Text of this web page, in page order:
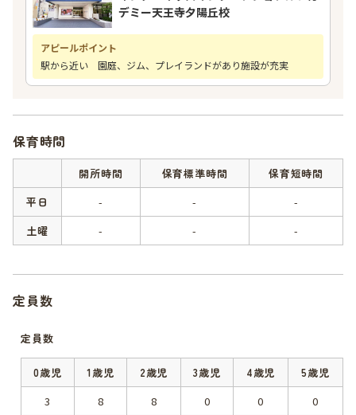
デミー天王寺夕陽丘校
アピールポイント
駅から近い 園庭、ジム、プレイランドがあり施設が充実
保育時間
開所時間 保育標準時間
保育短時間
平日
- -
-
土曜
- - -
定員数
定員数
0歳児 1歳児 2歳児 3歳児 4歳児
5歳児
3
8 8 0 0
0